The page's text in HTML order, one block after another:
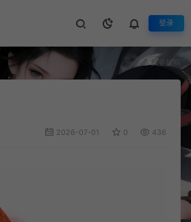
登录
我要投稿
2026-07-01 0 436